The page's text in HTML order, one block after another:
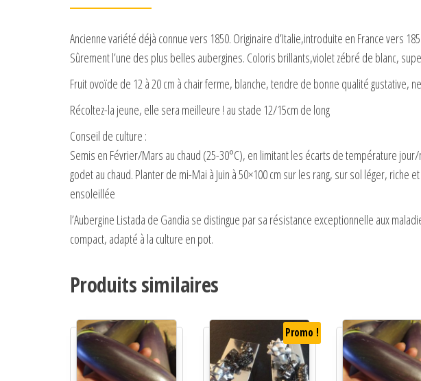
Ancienne variété déjà connue vers 1850. Originaire d’Italie,introduite en France vers
Sûrement l’une des plus belles aubergines. Coloris brillants,violet zébré de blanc,
Fruit ovoïde de 12 à 20 cm à chair ferme, blanche, tendre de bonne qualité gustative,
Récoltez-la jeune, elle sera meilleure ! au stade 12/15cm de long
Conseil de culture :
Semis en Février/Mars au chaud (25-30°C), en limitant les écarts de température
godet au chaud. Planter de mi-Mai à Juin à 50×100 cm sur les rang, sur sol léger, riche
ensoleillée
l’Aubergine Listada de Gandia se distingue par sa résistance exceptionnelle aux
compact, adapté à la culture en pot.
Produits similaires
Promo !